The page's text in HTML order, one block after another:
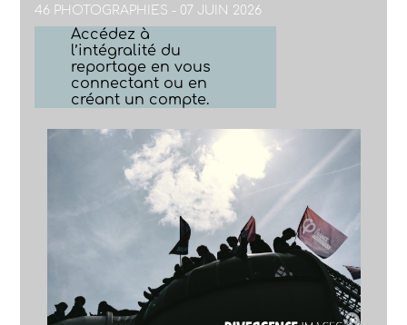
46 PHOTOGRAPHIES - 07 JUIN 2026
Accédez à
l’intégralité du
reportage en vous
connectant ou en
créant un compte.